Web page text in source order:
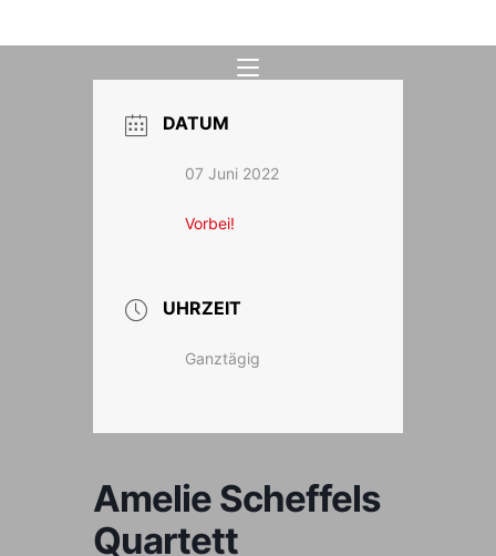
Inhalt
DATUM
07 Juni 2022
Vorbei!
UHRZEIT
Ganztägig
Amelie Scheffels
Quartett